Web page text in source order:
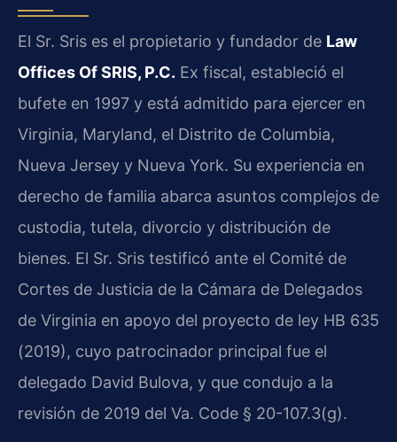
El Sr. Sris es el propietario y fundador de Law
Offices Of SRIS, P.C. Ex fiscal, estableció el
bufete en 1997 y está admitido para ejercer en
Virginia, Maryland, el Distrito de Columbia,
Nueva Jersey y Nueva York. Su experiencia en
derecho de familia abarca asuntos complejos de
custodia, tutela, divorcio y distribución de
bienes. El Sr. Sris testificó ante el Comité de
Cortes de Justicia de la Cámara de Delegados
de Virginia en apoyo del proyecto de ley HB 635
(2019), cuyo patrocinador principal fue el
delegado David Bulova, y que condujo a la
revisión de 2019 del Va. Code § 20-107.3(g).